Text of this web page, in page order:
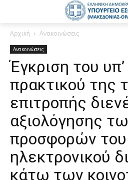
Αρχική Ανακοινώσεις
Ανακοινώσεις
Έγκριση του
πρακτικού της
επιτροπής
αξιολόγησης
προσφορών του
ηλεκτρονικού
κάτω των